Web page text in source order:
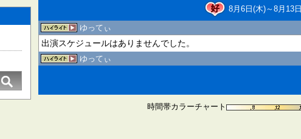
8月6日(木)～8月13
ゆってぃ
出演スケジュールはありませんでした。
ゆってぃ
時間帯カラーチャート